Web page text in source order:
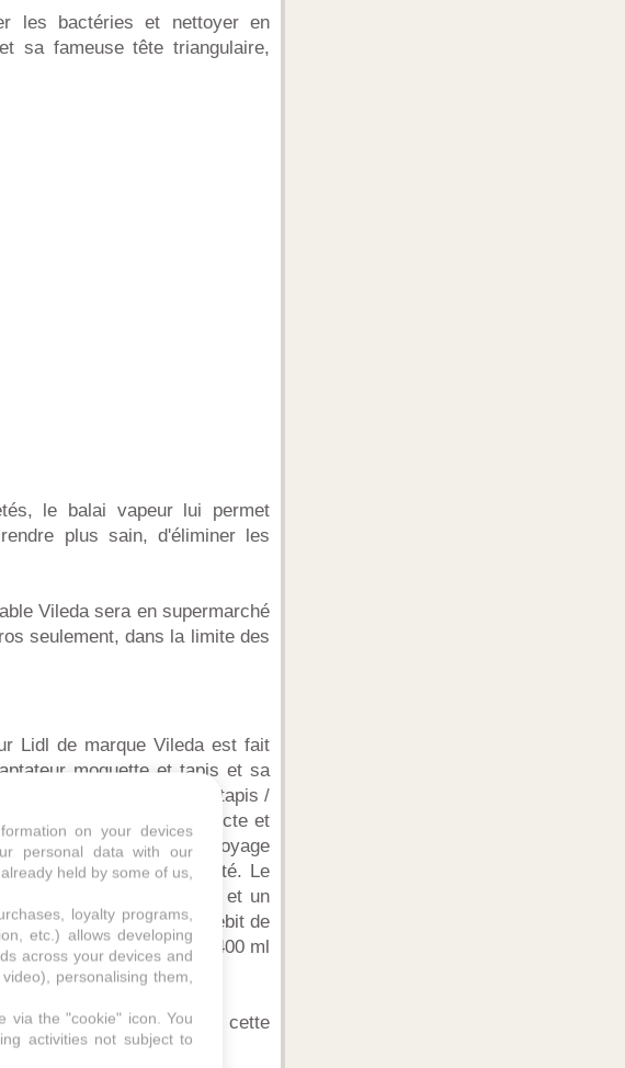
les bactéries et nettoyer en
sa fameuse tête triangulaire,
le balai vapeur lui permet
plus sain, d'éliminer les
Vileda sera en supermarché
seulement, dans la limite des
Lidl de marque Vileda est fait
moquette et tapis et sa
Les accessoires tapis /
les tâches, désinfecte et
d'effectuer un nettoyage
pour plus de mobilité. Le
3 housses microfibres et un
bouton afin d'ajuster le débit de
d'eau, il est d'environ 400 ml
fonctionnalités dans cette
on your devices
personal data with our
held by some of us,
loyalty programs,
etc.) allows developing
across your devices and
personalising them,
via the "cookie" icon. You
activities not subject to